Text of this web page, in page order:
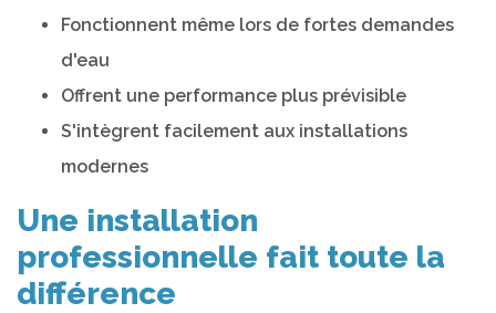
Fonctionnent même lors de fortes demandes
d'eau
Offrent une performance plus prévisible
S'intègrent facilement aux installations
modernes
Une installation
professionnelle fait toute la
différence